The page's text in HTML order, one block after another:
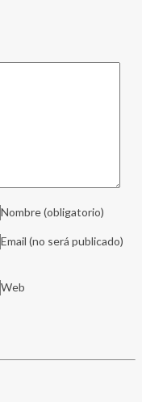
Nombre(obligatorio)
Email (no será publicado)
Web